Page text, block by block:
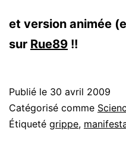
et version animée
sur Rue89 !!
Publié le 30 avril 2009
Catégorisé comme
Étiqueté grippe,